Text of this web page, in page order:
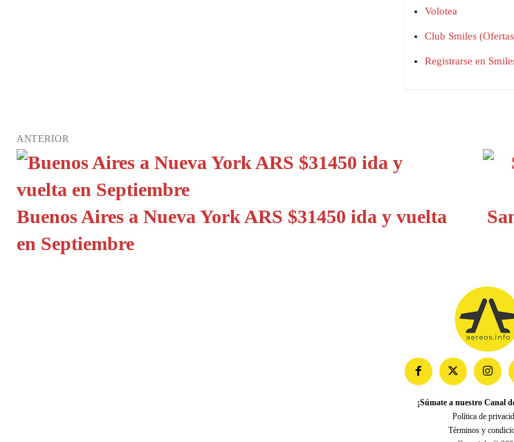
Volotea
Club Smiles
Registrarse en
ANTERIOR
Buenos Aires a Nueva York ARS $31450 ida y vuelta
en Septiembre
¡Súmate a nuestro Canal
Política de
Términos y